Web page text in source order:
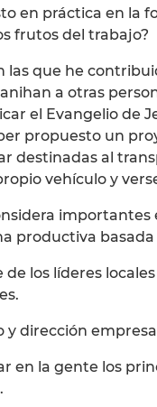
en práctica en la
frutos del trabajo?
las que he
a otras
el Evangelio de
propuesto un
destinadas al
vehículo y
importantes
productiva
los líderes
y dirección
en la gente los